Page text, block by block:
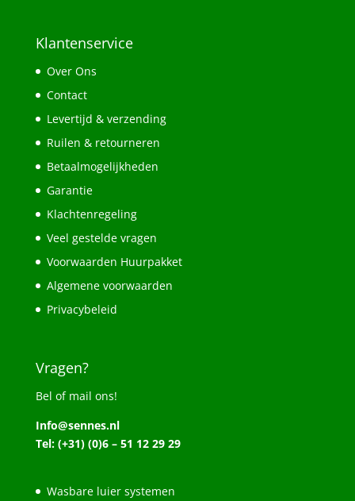
Klantenservice
Over Ons
Contact
Levertijd & verzending
Ruilen & retourneren
Betaalmogelijkheden
Garantie
Klachtenregeling
Veel gestelde vragen
Voorwaarden Huurpakket
Algemene voorwaarden
Privacybeleid
Vragen?
Bel of mail ons!
Info@sennes.nl
Tel: (+31) (0)6 – 51 12 29 29
Wasbare luier systemen